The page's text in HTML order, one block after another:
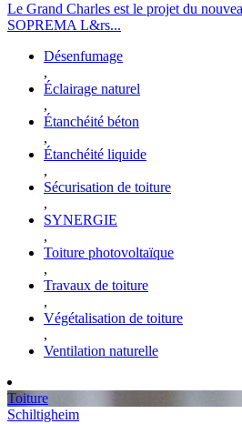
Le Grand Charles est le projet du
SOPREMA L&rs...
Désenfumage
,
Éclairage naturel
,
Étanchéité béton
,
Étanchéité liquide
,
Sécurisation de toiture
,
SYNERGIE
,
Toiture photovoltaïque
,
Travaux de toiture
,
Végétalisation de toiture
,
Ventilation naturelle
Toiture
Schiltigheim